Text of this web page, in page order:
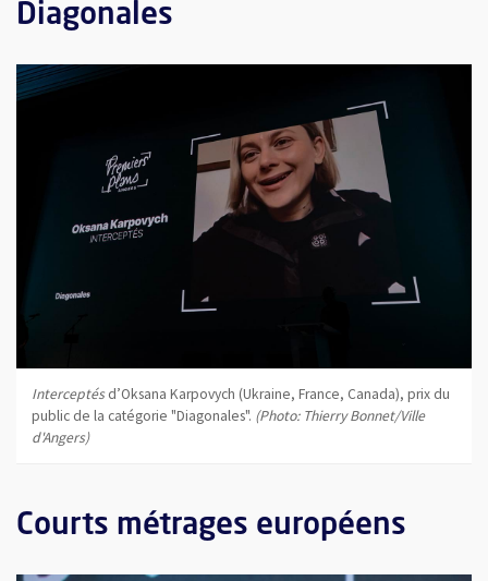
Diagonales
Interceptésd’Oksana Karpovych (Ukraine, France, Canada), prix du
public de la catégorie "Diagonales". (Photo: Thierry Bonnet/Ville
d'Angers)
Courts métrages européens